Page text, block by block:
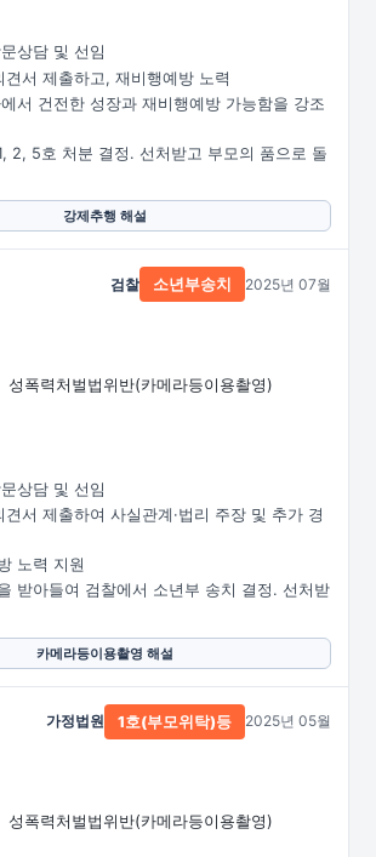
상담 및 선임
견서 제출하고, 재비행예방 노력
서 건전한 성장과 재비행예방 가능함을 강조
2, 5호 처분 결정. 선처받고 부모의 품으로 돌
강제추행 해설
성폭력처벌법위반(카메라등이용촬영)
검찰 소년부송치 2025년 07월
상담 및 선임
서 제출하여 사실관계·법리 주장 및 추가 경
노력 지원
받아들여 검찰에서 소년부 송치 결정. 선처받
카메라등이용촬영 해설
성폭력처벌법위반(카메라등이용촬영)
가정법원 1호(부모위탁)등 2025년 05월